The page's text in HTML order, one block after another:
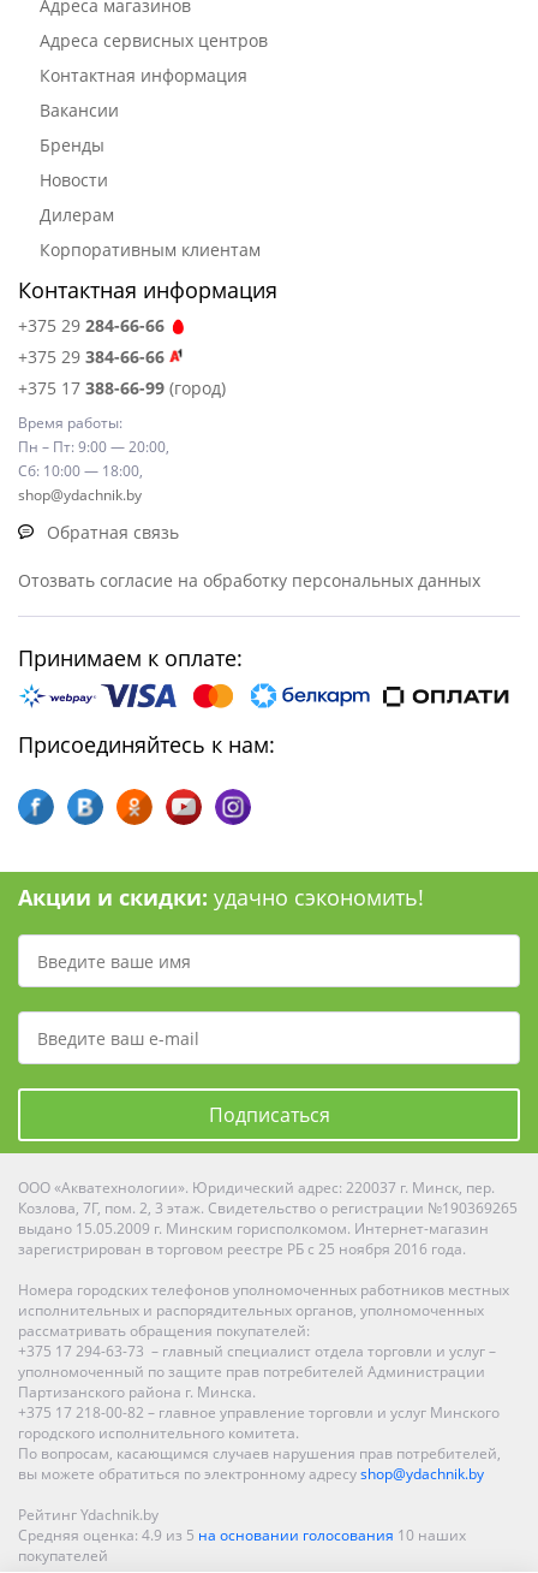
Адреса магазинов
Адреса сервисных центров
Контактная информация
Вакансии
Бренды
Новости
Дилерам
Корпоративным клиентам
Контактная информация
+375 29 284-66-66
+375 29 384-66-66
+375 17 388-66-99 (город)
Время работы:
Пн – Пт: 9:00 — 20:00,
Сб: 10:00 — 18:00,
shop@ydachnik.by
Обратная связь
Отозвать согласие на обработку персональных данных
Принимаем к оплате:
Присоединяйтесь к нам:
Акции и скидки: удачно сэкономить!
Подписаться
ООО «Акватехнологии». Юридический адрес: 220037 г. Минск, пер.
Козлова, 7Г, пом. 2, 3 этаж. Свидетельство о регистрации №190369265
выдано 15.05.2009 г. Минским горисполкомом. Интернет-магазин
зарегистрирован в торговом реестре РБ с 25 ноября 2016 года.
Номера городских телефонов уполномоченных работников местных
исполнительных и распорядительных органов, уполномоченных
рассматривать обращения покупателей:
+375 17 294-63-73 – главный специалист отдела торговли и услуг –
уполномоченный по защите прав потребителей Администрации
Партизанского района г. Минска.
+375 17 218-00-82 – главное управление торговли и услуг Минского
городского исполнительного комитета.
По вопросам, касающимся случаев нарушения прав потребителей,
вы можете обратиться по электронному адресуshop@ydachnik.by
Рейтинг Ydachnik.by
Средняя оценка: 4.9 из 5 на основании голосования 10 наших
покупателей